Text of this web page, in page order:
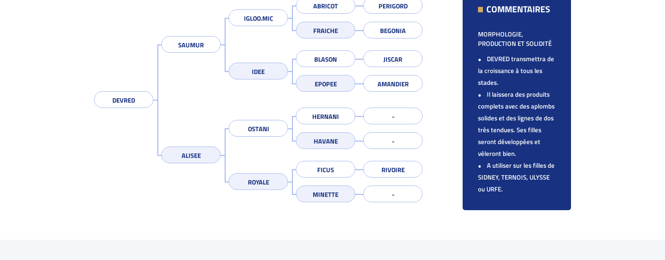
DEVRED
SAUMUR
IGLOO.MIC
ABRICOT PERIGORD
FRAICHE BEGONIA
IDEE
BLASON JISCAR
EPOPEE AMANDIER
ALISEE
OSTANI
HERNANI
HAVANE
ROYALE
FICUS RIVOIRE
MINETTE
COMMENTAIRES
MORPHOLOGIE,
PRODUCTION ET SOLIDITÉ
DEVRED transmettra de
la croissance à tous les
stades.
Il laissera des produits
complets avec des aplombs
solides et des lignes de dos
très tendues. Ses filles
seront développées et
vêleront bien.
A utiliser sur les filles de
SIDNEY, TERNOIS, ULYSSE
ou URFE.